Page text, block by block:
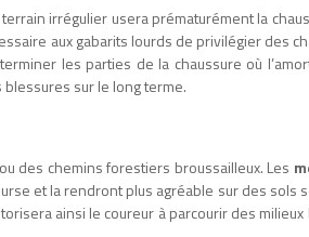
irrégulier usera prématurément la
aux gabarits lourds de privilégier des
les parties de la chaussure où
sur le long terme.
des chemins forestiers broussailleux. Les
et la rendront plus agréable sur des sols
ainsi le coureur à parcourir des